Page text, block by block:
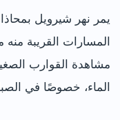
يمر نهر شيرويل
المسارات القريبة
مشاهدة القوارب
الماء، خصوصًا في